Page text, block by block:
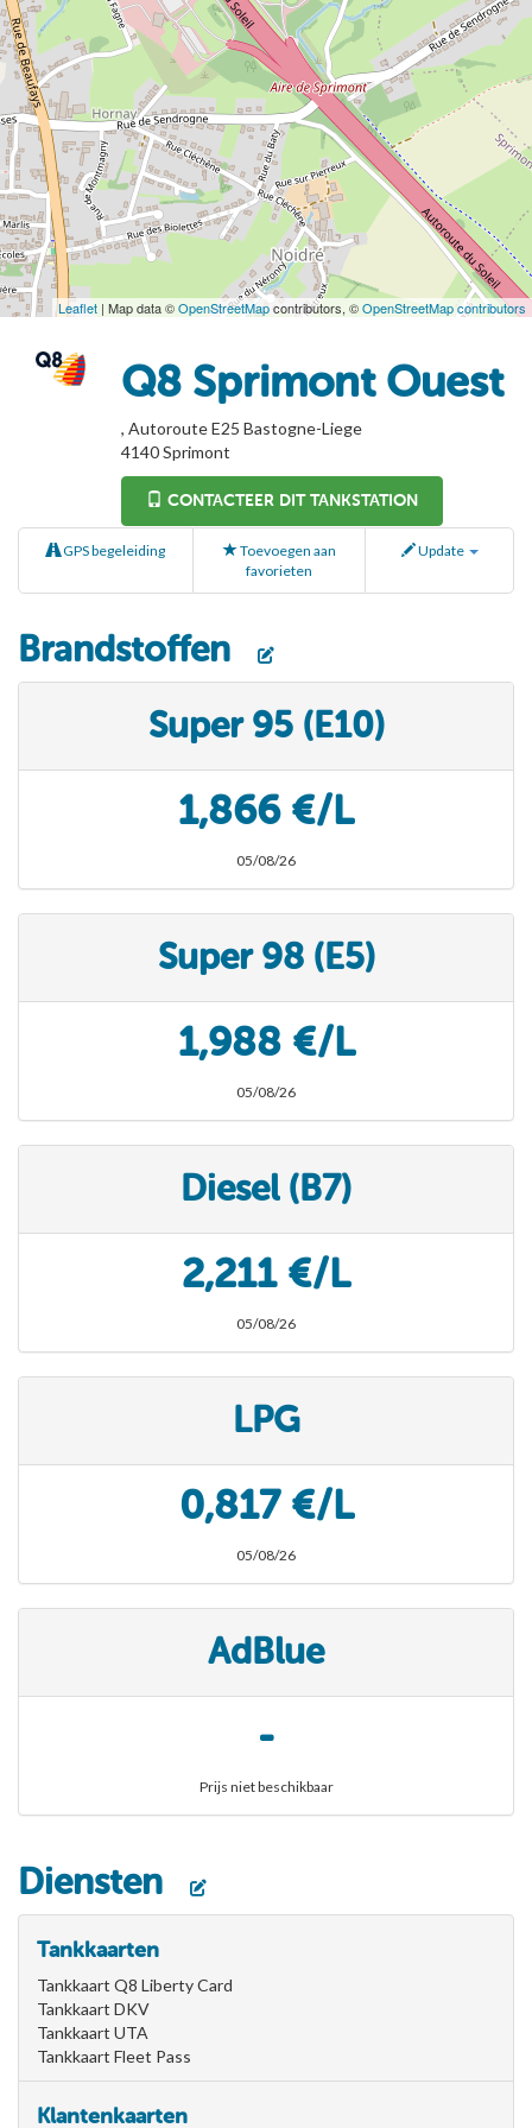
Leaflet | Map data ©OpenStreetMapcontributors, ©OpenStreetMap contributors
Q8 Sprimont Ouest
, Autoroute E25 Bastogne-Liege
4140Sprimont
CONTACTEER DIT TANKSTATION
GPS begeleiding
Toevoegen aan
favorieten
Update
Brandstoffen
Super 95 (E10)
1,866 €/L
05/08/26
Super 98 (E5)
1,988 €/L
05/08/26
Diesel (B7)
2,211 €/L
05/08/26
LPG
0,817 €/L
05/08/26
AdBlue
-
Prijs niet beschikbaar
Diensten
Tankkaarten
Tankkaart Q8 Liberty Card
Tankkaart DKV
Tankkaart UTA
Tankkaart Fleet Pass
Klantenkaarten